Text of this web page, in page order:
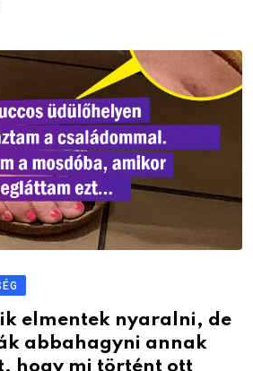
elmentek nyaralni, de
abbahagyni annak
hogy mi történt ott